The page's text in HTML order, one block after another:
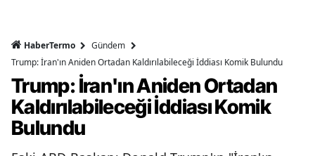
HaberTermo
Gündem
Trump: İran'ın Aniden Ortadan Kaldırılabileceği İddiası Komik Bulundu
Trump: İran'ın Aniden Ortadan
Kaldırılabileceği İddiası Komik
Bulundu